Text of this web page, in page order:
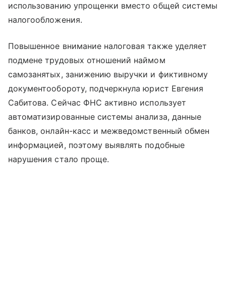
использованию упрощенки вместо общей системы
налогообложения.
Повышенное внимание налоговая также уделяет
подмене трудовых отношений наймом
самозанятых, занижению выручки и фиктивному
документообороту, подчеркнула юрист Евгения
Сабитова. Сейчас ФНС активно использует
автоматизированные системы анализа, данные
банков, онлайн-касс и межведомственный обмен
информацией, поэтому выявлять подобные
нарушения стало проще.